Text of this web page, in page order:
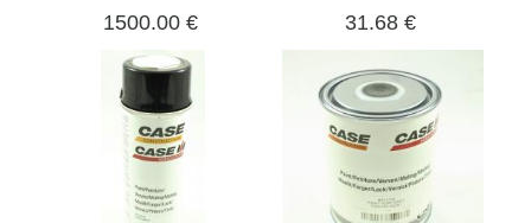
1500.00 € 31.68 €